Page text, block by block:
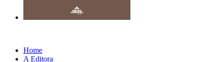
Home
A Editora